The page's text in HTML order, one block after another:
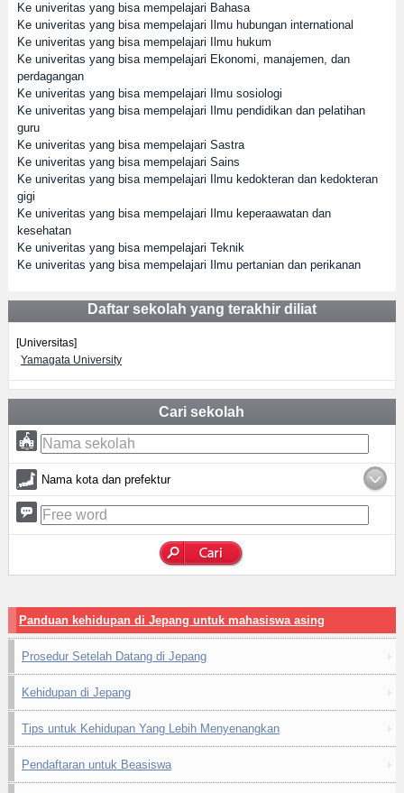
Ke univeritas yang bisa mempelajari Bahasa
Ke univeritas yang bisa mempelajari Ilmu hubungan international
Ke univeritas yang bisa mempelajari Ilmu hukum
Ke univeritas yang bisa mempelajari Ekonomi, manajemen, dan
perdagangan
Ke univeritas yang bisa mempelajari Ilmu sosiologi
Ke univeritas yang bisa mempelajari Ilmu pendidikan dan pelatihan
guru
Ke univeritas yang bisa mempelajari Sastra
Ke univeritas yang bisa mempelajari Sains
Ke univeritas yang bisa mempelajari Ilmu kedokteran dan kedokteran
gigi
Ke univeritas yang bisa mempelajari Ilmu keperaawatan dan
kesehatan
Ke univeritas yang bisa mempelajari Teknik
Ke univeritas yang bisa mempelajari Ilmu pertanian dan perikanan
Daftar sekolah yang terakhir diliat
[Universitas]
Yamagata University
Cari sekolah
Nama kota dan prefektur
Panduan kehidupan di Jepang untuk mahasiswa asing
Prosedur Setelah Datang di Jepang
Kehidupan di Jepang
Tips untuk Kehidupan Yang Lebih Menyenangkan
Pendaftaran untuk Beasiswa